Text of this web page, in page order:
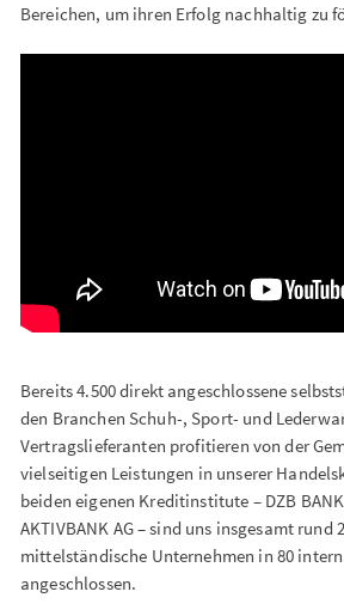
Bereichen, um ihren Erfolg nachhaltig zu
Bereits 4.500 direkt angeschlossene
den Branchen Schuh-, Sport- und
Vertragslieferanten profitieren von der
vielseitigen Leistungen in unserer
beiden eigenen Kreditinstitute – DZB
AKTIVBANK AG – sind uns insgesamt rund
mittelständische Unternehmen in 80
angeschlossen.